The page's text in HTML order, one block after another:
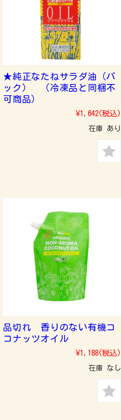
★純正なたねサラダ油（パ
ック） （冷凍品と同梱不
可商品）
¥1,642(税込)
在庫 あり
品切れ 香りのない有機コ
コナッツオイル
¥1,188(税込)
在庫 なし